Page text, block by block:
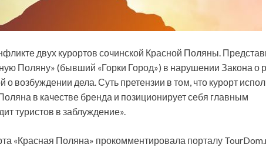
двух курортов сочинской Красной Поляны.
Поляну» (бывший «Горки Город») в нарушении Закона о
возбуждении дела. Суть претензии в том, что курорт
в качестве бренда и позиционирует себя главным
туристов в заблуждение».
«Красная Поляна» прокомментировала порталу